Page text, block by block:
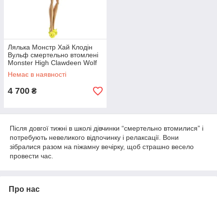
Лялька Монстр Хай Клодін
Вульф смертельно втомлені
Monster High Clawdeen Wolf
X4516
Немає в наявності
4 700 ₴
Після довгої тижні в школі дівчинки “смертельно втомилися” і
потребують невеликого відпочинку і релаксації. Вони
зібралися разом на піжамну вечірку, щоб страшно весело
провести час.
Про нас